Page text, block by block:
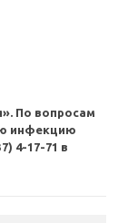
По вопросам
инфекцию
4-17-71 в